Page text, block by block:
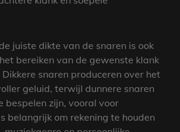
juiste dikte van de snaren is ook
bereiken van de gewenste klank
snaren produceren over het
geluid, terwijl dunnere snaren
bespelen zijn, vooral voor
belangrijk om rekening te houden